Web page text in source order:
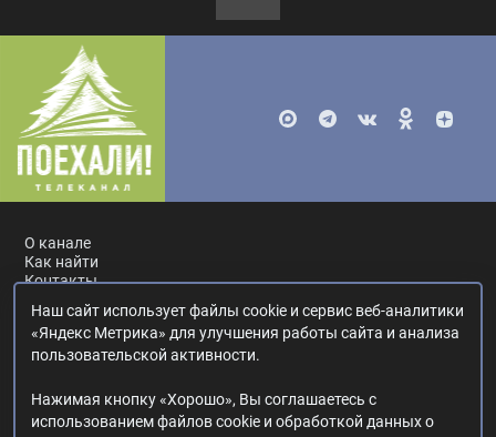
О канале
Как найти
Контакты
Россия, Москва, ул. Ак. Королёва, 19.+7 495 617-55-80
© 2017—2026. Редакция телеканала «Поехали!».
Все права на любые материалы, опубликованные на сайте,
Наш сайт использует файлы cookie и сервис веб-аналитики
«Яндекс Метрика» для улучшения работы сайта и анализа
пользовательской активности.
Нажимая кнопку «Хорошо», Вы соглашаетесь с
использованием файлов cookie и обработкой данных о